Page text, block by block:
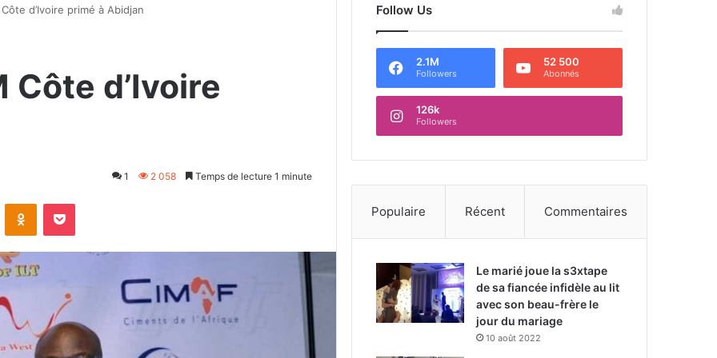
d’Ivoire primé à Abidjan
Côte d’Ivoire
1 2 058 Temps de lecture 1 minute
Odnoklassniki
Pocket
Follow Us
2.1M
Followers
52 500
Abonnés
126k
Followers
Populaire Récent Commentaires
Le marié joue la s3xtape
de sa fiancée infidèle au lit
avec son beau-frère le
jour du mariage
10 août 2022